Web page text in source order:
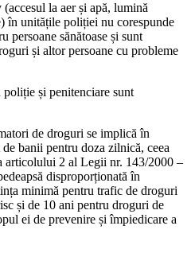
la aer și apă, lumină
în unităț­ile poliț­iei nu corespunde
persoane sănătoase și sunt
și altor persoane cu probleme
și penitenciare sunt
de droguri se implică în
banii pentru doza zilnică, ceea
articolului 2 al Legii nr. 143/2000 –
dispropor­ționată în
minimă pentru trafic de droguri
și de 10 ani pentru droguri de
ei de prevenire și împiedicare a